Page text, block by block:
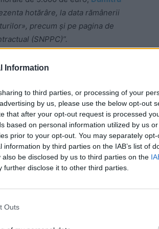
Information
to third parties, or processing of your
by us, please use the below opt-out
that after your opt-out request is processed
based on personal information utilized by us
prior to your opt-out. You may separately
by third parties on the IAB’s list of
be disclosed by us to third parties on the
further disclose it to other third parties.
Outs
hotărâre, la data rămânerii
precum şi pe pagina de
(SNPPC)”.
a sumei de 5.000 de euro,
pârâtul să publice pe cheltuiala
«Libertatea» sau «Gazeta
al Polițiștilor şi Personalului
pârâtul la plata către
în cauză”.